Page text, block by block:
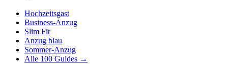
Hochzeitsgast
Business-Anzug
Slim Fit
Anzug blau
Sommer-Anzug
Alle 100 Guides →